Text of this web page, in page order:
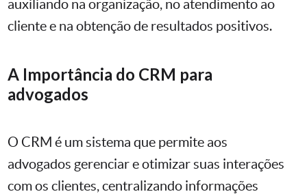
auxiliando na organização, no atendimento ao
cliente e na obtenção de resultados positivos.
A Importância do CRM para
advogados
O CRM é um sistema que permite aos
advogados gerenciar e otimizar suas interações
com os clientes, centralizando informações